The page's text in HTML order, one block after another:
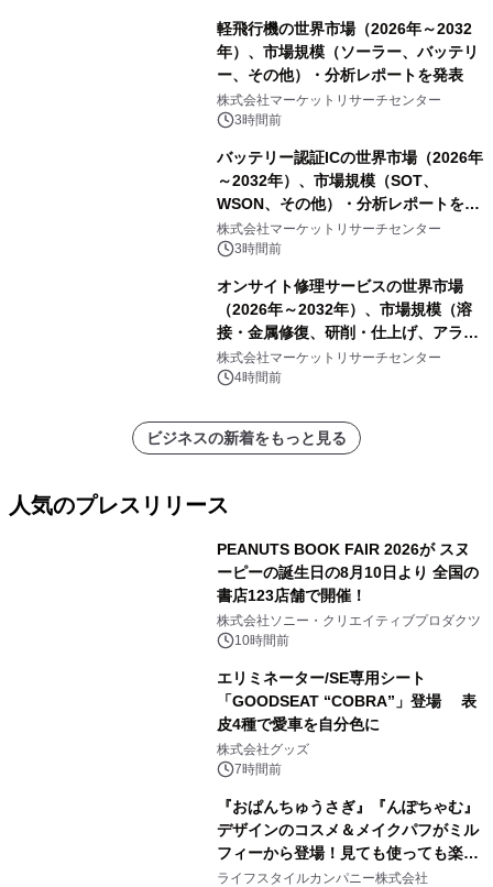
軽飛行機の世界市場（2026年～2032
年）、市場規模（ソーラー、バッテリ
ー、その他）・分析レポートを発表
株式会社マーケットリサーチセンター
3時間前
バッテリー認証ICの世界市場（2026年
～2032年）、市場規模（SOT、
WSON、その他）・分析レポートを発
表
株式会社マーケットリサーチセンター
3時間前
オンサイト修理サービスの世界市場
（2026年～2032年）、市場規模（溶
接・金属修復、研削・仕上げ、アライ
メント、その他）・分析レポートを発
表
株式会社マーケットリサーチセンター
4時間前
ビジネスの新着をもっと見る
人気のプレスリリース
PEANUTS BOOK FAIR 2026が スヌ
ーピーの誕生日の8月10日より 全国の
書店123店舗で開催！
株式会社ソニー・クリエイティブプロダクツ
10時間前
エリミネーター/SE専用シート
「GOODSEAT “COBRA”」登場 表
皮4種で愛車を自分色に
株式会社グッズ
7時間前
『おぱんちゅうさぎ』『んぽちゃむ』
デザインのコスメ＆メイクパフがミル
フィーから登場！見ても使っても楽し
い、ポップでキュートなコレクショ
ライフスタイルカンパニー株式会社